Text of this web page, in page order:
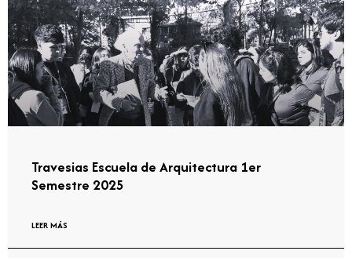
Travesias Escuela de Arquitectura 1er
Semestre 2025
LEER MÁS